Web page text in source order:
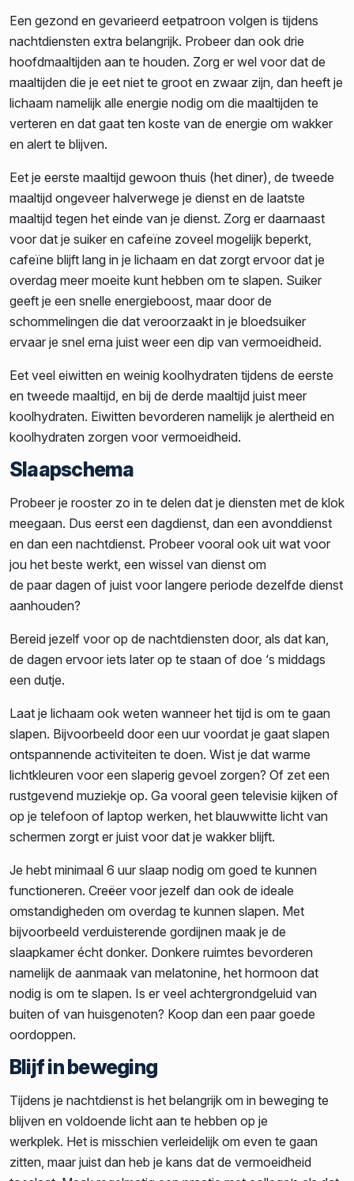
Een gezond en gevarieerd eetpatroon volgen is tijdens
nachtdiensten extra belangrijk. Probeer dan ook drie
hoofdmaaltijden aan te houden. Zorg er wel voor dat de
maaltijden die je eet niet te groot en zwaar zijn, dan heeft je
lichaam namelijk alle energie nodig om die maaltijden te
verteren en dat gaat ten koste van de energie om wakker
en alert te blijven.
Eet je eerste maaltijd gewoon thuis (het diner), de tweede
maaltijd ongeveer halverwege je dienst en de laatste
maaltijd tegen het einde van je dienst. Zorg er daarnaast
voor dat je suiker en cafeïne zoveel mogelijk beperkt,
cafeïne blijft lang in je lichaam en dat zorgt ervoor dat je
overdag meer moeite kunt hebben om te slapen. Suiker
geeft je een snelle energieboost, maar door de
schommelingen die dat veroorzaakt in je bloedsuiker
ervaar je snel erna juist weer een dip van vermoeidheid.
Eet veel eiwitten en weinig koolhydraten tijdens de eerste
en tweede maaltijd, en bij de derde maaltijd juist meer
koolhydraten. Eiwitten bevorderen namelijk je alertheid en
koolhydraten zorgen voor vermoeidheid.
Slaapschema
Probeer je rooster zo in te delen dat je diensten met de klok
meegaan. Dus eerst een dagdienst, dan een avonddienst
en dan een nachtdienst. Probeer vooral ook uit wat voor
jou het beste werkt, een wissel van dienst om
de paar dagen of juist voor langere periode dezelfde dienst
aanhouden?
Bereid jezelf voor op de nachtdiensten door, als dat kan,
de dagen ervoor iets later op te staan of doe ‘s middags
een dutje.
Laat je lichaam ook weten wanneer het tijd is om te gaan
slapen. Bijvoorbeeld door een uur voordat je gaat slapen
ontspannende activiteiten te doen. Wist je dat warme
lichtkleuren voor een slaperig gevoel zorgen? Of zet een
rustgevend muziekje op. Ga vooral geen televisie kijken of
op je telefoon of laptop werken, het blauwwitte licht van
schermen zorgt er juist voor dat je wakker blijft.
Je hebt minimaal 6 uur slaap nodig om goed te kunnen
functioneren. Creëer voor jezelf dan ook de ideale
omstandigheden om overdag te kunnen slapen. Met
bijvoorbeeld verduisterende gordijnen maak je de
slaapkamer écht donker. Donkere ruimtes bevorderen
namelijk de aanmaak van melatonine, het hormoon dat
nodig is om te slapen. Is er veel achtergrondgeluid van
buiten of van huisgenoten? Koop dan een paar goede
oordoppen.
Blijf in beweging
Tijdens je nachtdienst is het belangrijk om in beweging te
blijven en voldoende licht aan te hebben op je
werkplek. Het is misschien verleidelijk om even te gaan
zitten, maar juist dan heb je kans dat de vermoeidheid